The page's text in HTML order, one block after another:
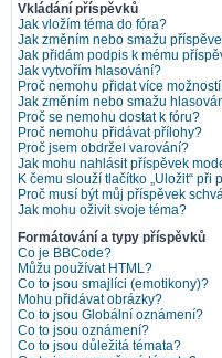
Vkládání příspěvků
Jak vložím téma do fóra?
Jak změním nebo smažu
Jak přidám podpis k mému
Jak vytvořím hlasování?
Proč nemohu přidat více
Jak změním nebo smažu
Proč se nemohu dostat k fóru?
Proč nemohu přidávat přílohy?
Proč jsem obdržel varování?
Jak mohu nahlásit příspěvek
K čemu slouží tlačítko „Uložit“ při
Proč musí být můj příspěvek
Jak mohu oživit svoje téma?
Formátování a typy příspěvků
Co je BBCode?
Můžu používat HTML?
Co to jsou smajlíci (emotikony)?
Mohu přidávat obrázky?
Co to jsou Globální oznámení?
Co to jsou oznámení?
Co to jsou důležitá témata?